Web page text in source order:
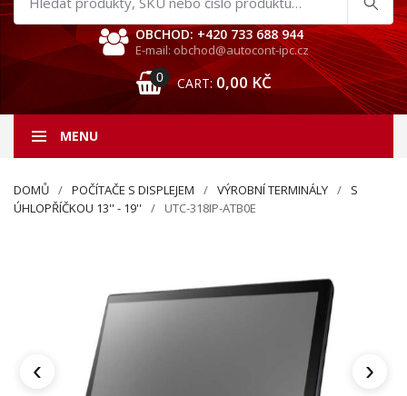
Hledat
produkty
OBCHOD: +420 733 688 944
E-mail: obchod@autocont-ipc.cz
0 CART: 0,00 KČ
MENU
DOMŮ POČÍTAČE S DISPLEJEM VÝROBNÍ TERMINÁLY
S
ÚHLOPŘÍČKOU 13'' - 19''
UTC-318IP-ATB0E
‹ ›